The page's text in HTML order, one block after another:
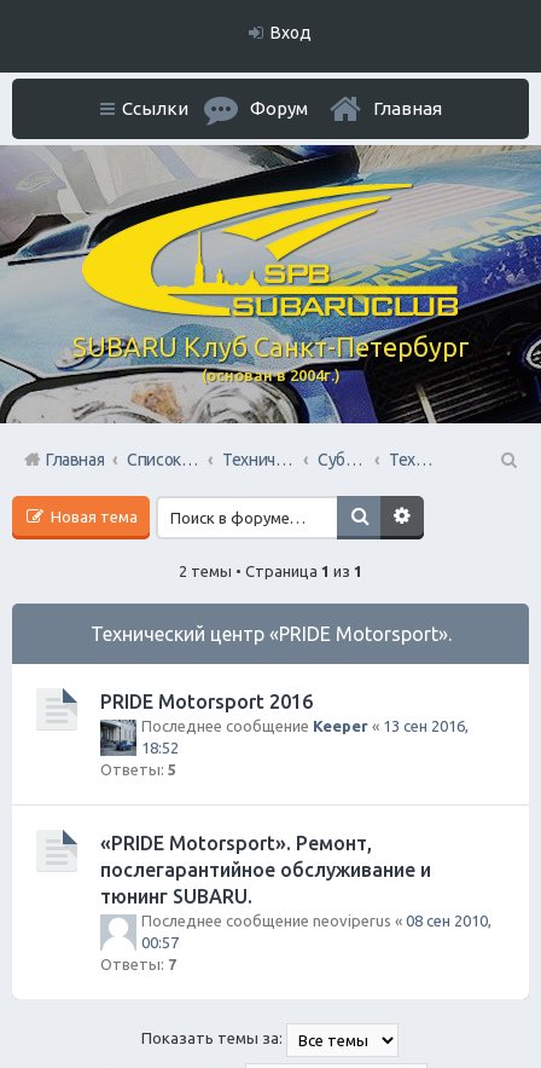
Вход
SUBARU Клуб Санкт-Петербург
(основан в 2004г.)
Ссылки Форум Главная
Главная Список форумов Технический раздел Субару Cервисы Санкт-Петербурга
Технический центр «PRIDE Motorsport».
Новая тема
2 темы • Страница 1 из 1
Технический центр «PRIDE Motorsport».
PRIDE Motorsport 2016
Последнее сообщение Keeper « 13 сен 2016,
18:52
Ответы: 5
«PRIDE Motorsport». Ремонт,
послегарантийное обслуживание и
тюнинг SUBARU.
Последнее сообщение neoviperus « 08 сен 2010,
00:57
Ответы: 7
Показать темы за: